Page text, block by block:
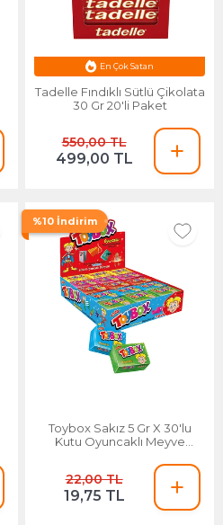
En Çok Satan
Tadelle Fındıklı Sütlü Çikolata
30 Gr 20'li Paket
550,00 TL
499,00 TL
%10 İndirim
Toybox Sakız 5 Gr X 30'lu
Kutu Oyuncaklı Meyve
22,00 TL
19,75 TL